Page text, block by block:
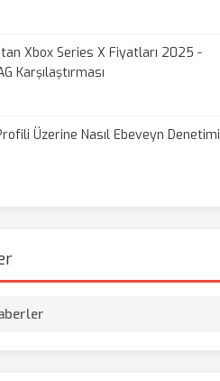
Xbox Series X Fiyatları 2025 -
Karşılaştırması
Üzerine Nasıl Ebeveyn Denetimi